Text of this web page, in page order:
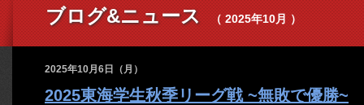
ブログ&ニュース （ 2025年10月 ）
2025年10月6日（月）
2025東海学生秋季リーグ戦 ~無敗で優勝~